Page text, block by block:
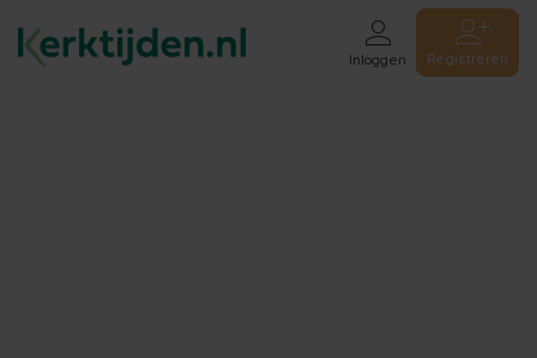
Inloggen Registreren